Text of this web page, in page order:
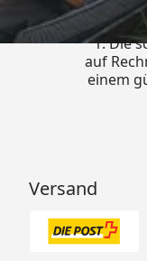
1. Die
auf
einem
Versand